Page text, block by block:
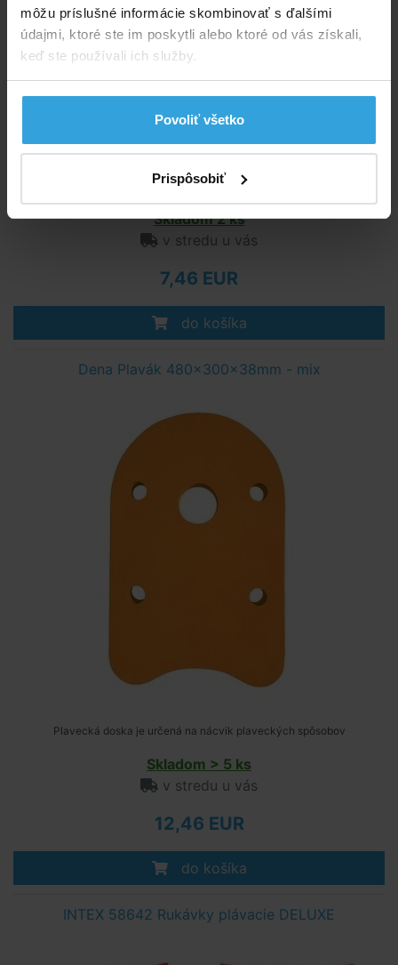
môžu príslušné informácie skombinovať s ďalšími
údajmi, ktoré ste im poskytli alebo ktoré od vás získali,
keď ste používali ich služby.
Povoliť všetko
Prispôsobiť
Plavecká doska RYBKA NEMO je vhodná na výuku plávania detí.
Skladom 2 ks
v stredu u vás
7,46 EUR
do košíka
Dena Plavák 480x300x38mm - mix
Plavecká doska je určená na nácvik plaveckých spôsobov
Skladom > 5 ks
v stredu u vás
12,46 EUR
do košíka
INTEX 58642 Rukávky plávacie DELUXE